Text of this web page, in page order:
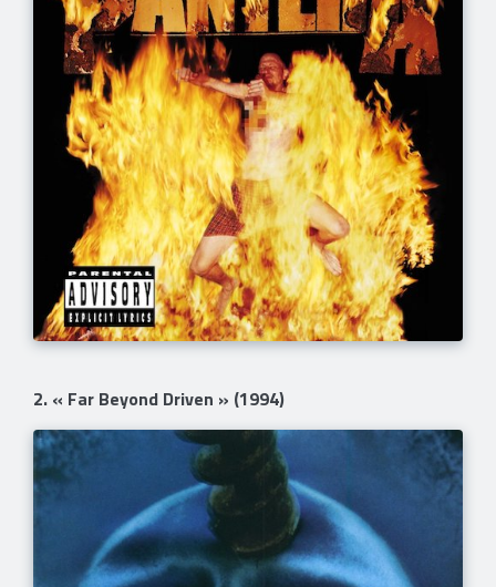
2. « Far Beyond Driven » (1994)